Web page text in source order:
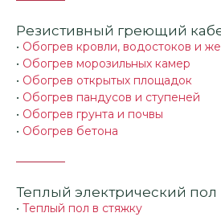
Резистивный греющий
• Обогрев кровли, водостоков и
• Обогрев морозильных камер
• Обогрев открытых площадок
• Обогрев пандусов и ступеней
• Обогрев грунта и почвы
• Обогрев бетона
Теплый электрический пол
• Теплый пол в стяжку